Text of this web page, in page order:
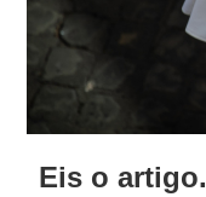
Eis o artigo.